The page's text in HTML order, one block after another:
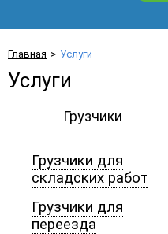
Главная Услуги
Услуги
Грузчики
Грузчики для
складских работ
Грузчики для
переезда